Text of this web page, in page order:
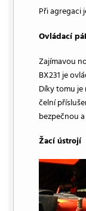
Při agregaci
Ovládací
Zajímavou
BX231 je
Díky tomu
čelní
bezpečnou
Žací ústrojí